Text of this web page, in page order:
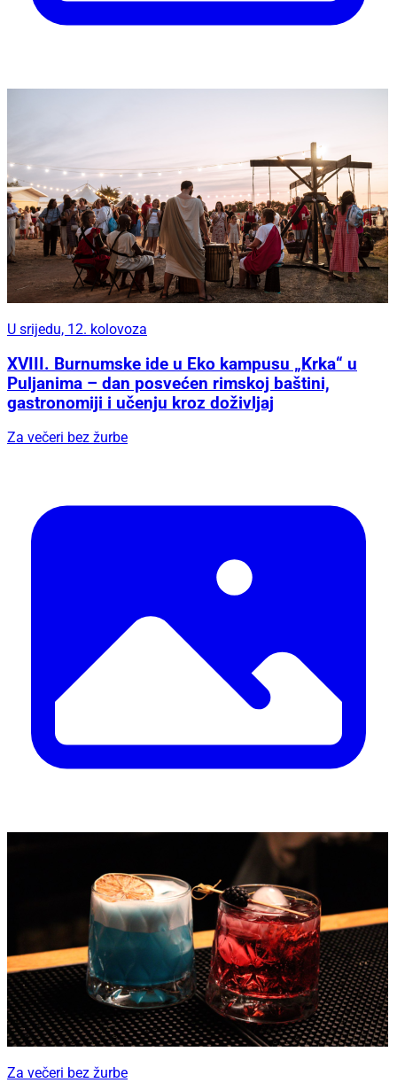
U srijedu, 12. kolovoza
XVIII. Burnumske ide u Eko kampusu „Krka“ u
Puljanima – dan posvećen rimskoj baštini,
gastronomiji i učenju kroz doživljaj
Za večeri bez žurbe
Za večeri bez žurbe